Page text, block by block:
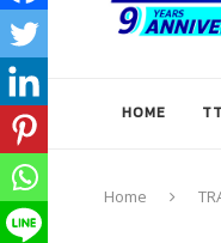
HOME
Home